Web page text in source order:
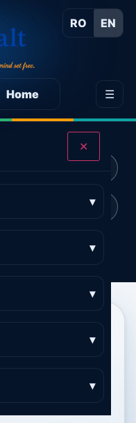
RO EN
Home ☰
✕
▾
▾
▾
▾
▾
Calculator preț 3D and AR
trafic